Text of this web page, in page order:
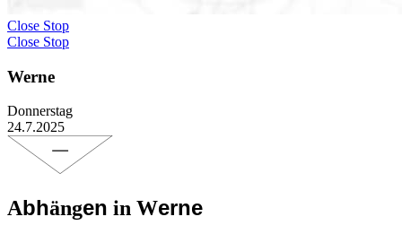
Close Stop
Close Stop
Werne
Donnerstag
24.7.2025
Abhängen in Werne